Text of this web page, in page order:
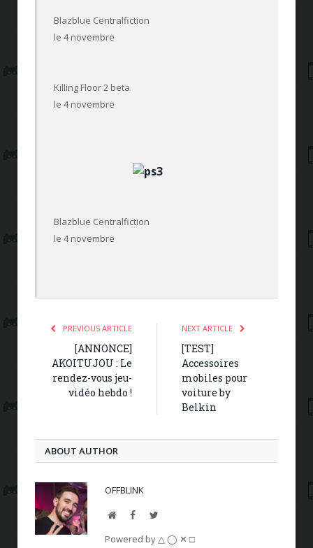
Blazblue Centralfiction
le 4 novembre
Killing Floor 2 beta
le 4 novembre
Blazblue Centralfiction
le 4 novembre
PREVIOUS ARTICLE
[ANNONCE]
AKOITUJOU : Le
rendez-vous jeu-
vidéo hebdo !
NEXT ARTICLE
[TEST]
Accessoires
mobiles pour
voiture by
Belkin
ABOUT AUTHOR
OFFBLINK
WebsiteFacebookTwitter
Powered by △ ◯ ✕ □